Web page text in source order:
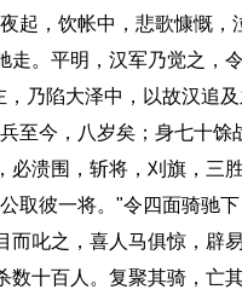
起，饮帐中，悲歌慷慨
走。平明，汉军乃觉之，
乃陷大泽中，以故汉追
至今，八岁矣；身七十
必溃围，斩将，刈旗，三
取彼一将。"令四面骑驰
而叱之，喜人马俱惊，辟
数十百人。复聚其骑，亡